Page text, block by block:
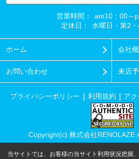
営業時間：
am10：00～
定休日：
水曜日・第2
ホーム 会社
お問い合わせ 来店
プライバシーポリシー 利用規約 ア
Copyright(c) 株式会社RENOLAZE
当サイトでは、お客様の当サイト利用状況把握